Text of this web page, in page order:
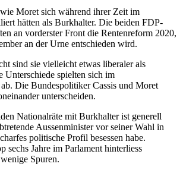
Moret sich während ihrer Zeit im
hätten als Burkhalter. Die beiden FDP-
an vorderster Front die Rentenreform 2020,
an der Urne entschieden wird.
sind sie vielleicht etwas liberaler als
Unterschiede spielten sich im
Die Bundespolitiker Cassis und Moret
unterscheiden.
Nationalräte mit Burkhalter ist generell
Aussenminister vor seiner Wahl in
politische Profil besessen habe.
sechs Jahre im Parlament hinterliess
Spuren.